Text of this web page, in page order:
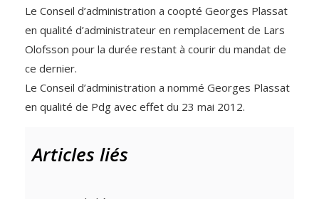
Le Conseil d’administration a coopté Georges Plassat
en qualité d’administrateur en remplacement de Lars
Olofsson pour la durée restant à courir du mandat de
ce dernier.
Le Conseil d’administration a nommé Georges Plassat
en qualité de Pdg avec effet du 23 mai 2012.
Articles liés